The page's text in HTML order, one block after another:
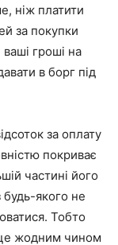
ніж платити
за покупки
гроші на
в борг під
за оплату
покриває
частині його
якого не
Тобто
жодним чином